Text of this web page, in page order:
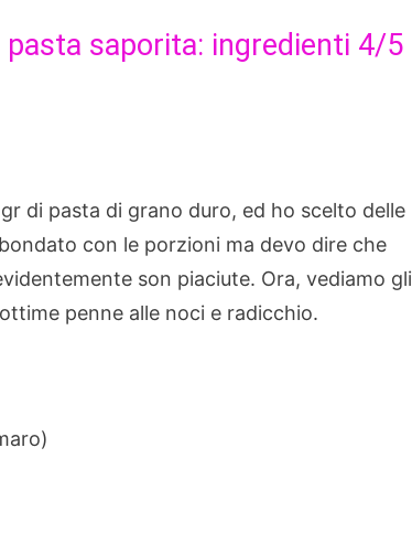
pasta saporita: ingredienti 4/5
di pasta di grano duro, ed ho scelto delle
con le porzioni ma devo dire che
son piaciute. Ora, vediamo gli
penne alle noci e radicchio.